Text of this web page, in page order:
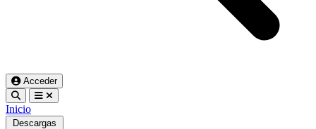
Acceder
Inicio
Descargas